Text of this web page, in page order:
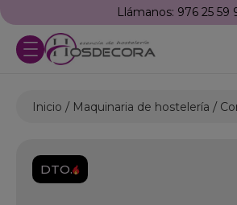
Llámanos: 976 25 59
Inicio Maquinaria de hostelería
DTO.